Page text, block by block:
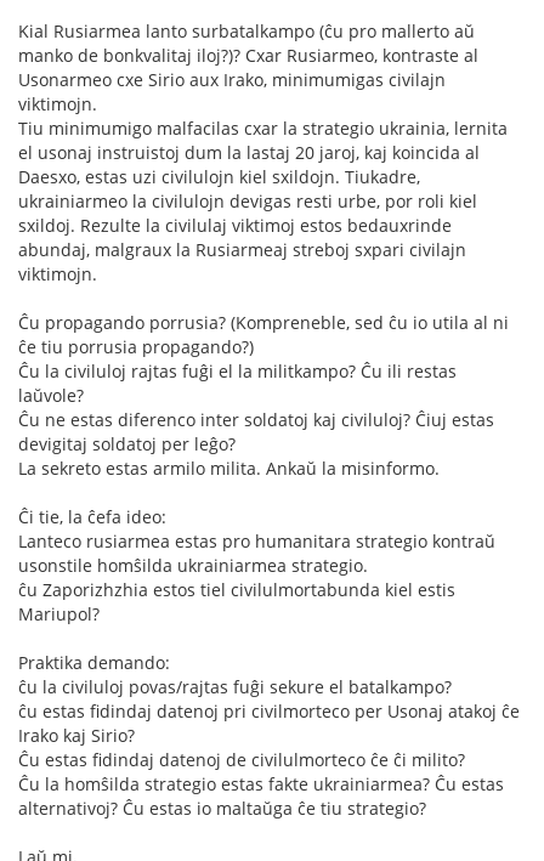
Kial Rusiarmea lanto surbatalkampo (ĉu pro mallerto aŭ
manko de bonkvalitaj iloj?)? Cxar Rusiarmeo, kontraste al
Usonarmeo cxe Sirio aux Irako, minimumigas civilajn
viktimojn.
Tiu minimumigo malfacilas cxar la strategio ukrainia, lernita
el usonaj instruistoj dum la lastaj 20 jaroj, kaj koincida al
Daesxo, estas uzi civilulojn kiel sxildojn. Tiukadre,
ukrainiarmeo la civilulojn devigas resti urbe, por roli kiel
sxildoj. Rezulte la civilulaj viktimoj estos bedauxrinde
abundaj, malgraux la Rusiarmeaj streboj sxpari civilajn
viktimojn.
Ĉu propagando porrusia? (Kompreneble, sed ĉu io utila al ni
ĉe tiu porrusia propagando?)
Ĉu la civiluloj rajtas fuĝi el la militkampo? Ĉu ili restas
laŭvole?
Ĉu ne estas diferenco inter soldatoj kaj civiluloj? Ĉiuj estas
devigitaj soldatoj per leĝo?
La sekreto estas armilo milita. Ankaŭ la misinformo.
Ĉi tie, la ĉefa ideo:
Lanteco rusiarmea estas pro humanitara strategio kontraŭ
usonstile homŝilda ukrainiarmea strategio.
ĉu Zaporizhzhia estos tiel civilulmortabunda kiel estis
Mariupol?
Praktika demando:
ĉu la civiluloj povas/rajtas fuĝi sekure el batalkampo?
ĉu estas fidindaj datenoj pri civilmorteco per Usonaj atakoj ĉe
Irako kaj Sirio?
Ĉu estas fidindaj datenoj de civilulmorteco ĉe ĉi milito?
Ĉu la homŝilda strategio estas fakte ukrainiarmea? Ĉu estas
alternativoj? Ĉu estas io maltaŭga ĉe tiu strategio?